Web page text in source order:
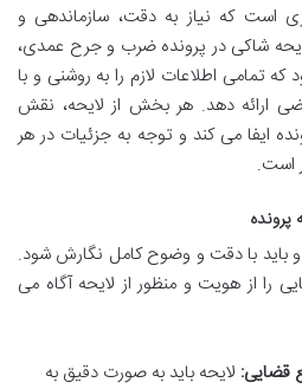
است که نیاز به دقت، سازماندهی و
شاکی در پرونده ضرب و جرح عمدی،
که تمامی اطلاعات لازم را به روشنی و با
ارائه دهد. هر بخش از لایحه، نقش
ایفا می کند و توجه به جزئیات در هر
است.
باید با دقت و وضوح کامل نگارش شود.
را از هویت و منظور از لایحه آگاه می
قضایی: لایحه باید به صورت دقیق به